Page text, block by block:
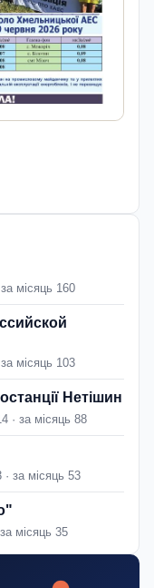
місяць 160
місяць 103
Нетішин
· за місяць 88
· за місяць 53
місяць 35